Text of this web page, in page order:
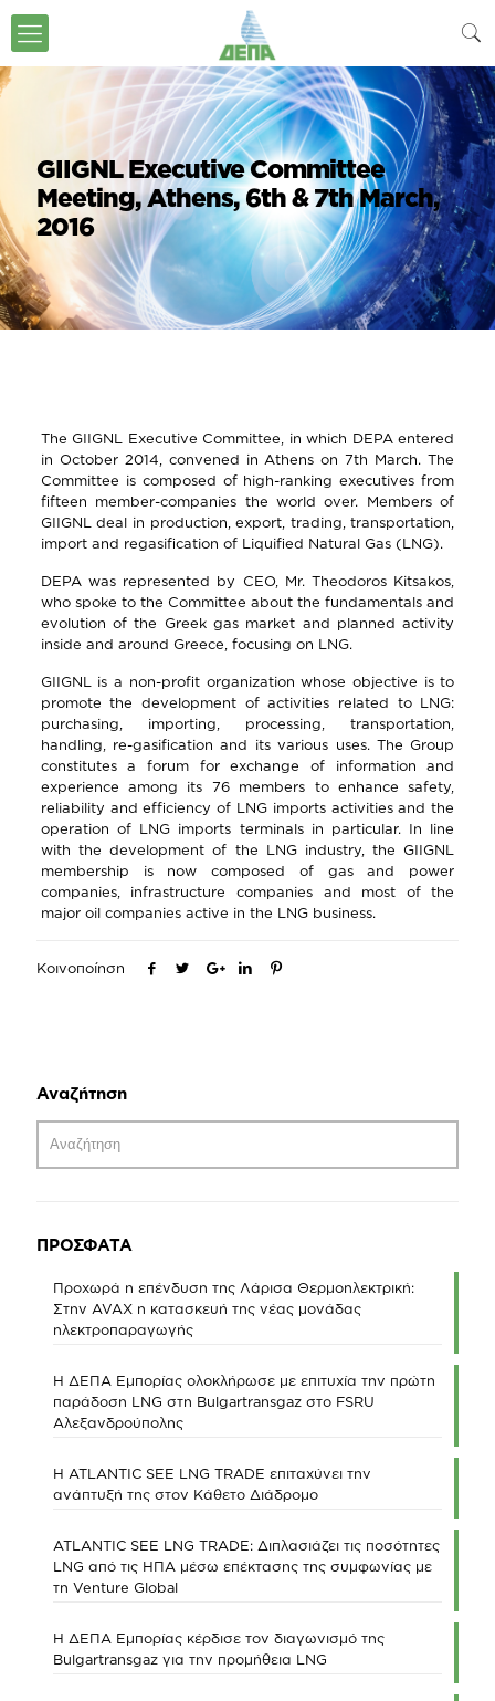
GIIGNL Executive Committee
Meeting, Αthens, 6th & 7th March,
2016
The GIIGNL Executive Committee, in which DEPA entered
in October 2014, convened in Athens on 7th March. The
Committee is composed of high-ranking executives from
fifteen member-companies the world over. Members of
GIIGNL deal in production, export, trading, transportation,
import and regasification of Liquified Natural Gas (LNG).
DEPA was represented by CEO, Mr. Theodoros Kitsakos,
who spoke to the Committee about the fundamentals and
evolution of the Greek gas market and planned activity
inside and around Greece, focusing on LNG.
GIIGNL is a non-profit organization whose objective is to
promote the development of activities related to LNG:
purchasing, importing, processing, transportation,
handling, re-gasification and its various uses. The Group
constitutes a forum for exchange of information and
experience among its 76 members to enhance safety,
reliability and efficiency of LNG imports activities and the
operation of LNG imports terminals in particular. In line
with the development of the LNG industry, the GIIGNL
membership is now composed of gas and power
companies, infrastructure companies and most of the
major oil companies active in the LNG business.
Κοινοποίηση
Αναζήτηση
ΠΡΟΣΦΑΤΑ
Προχωρά η επένδυση της Λάρισα Θερμοηλεκτρική:
Στην AVAX η κατασκευή της νέας μονάδας
ηλεκτροπαραγωγής
Η ΔΕΠΑ Εμπορίας ολοκλήρωσε με επιτυχία την πρώτη
παράδοση LNG στη Bulgartransgaz στο FSRU
Αλεξανδρούπολης
Η ATLANTIC SEE LNG TRADE επιταχύνει την
ανάπτυξή της στον Κάθετο Διάδρομο
ATLANTIC SEE LNG TRADE: Διπλασιάζει τις ποσότητες
LNG από τις ΗΠΑ μέσω επέκτασης της συμφωνίας με
τη Venture Global
Η ΔΕΠΑ Εμπορίας κέρδισε τον διαγωνισμό της
Bulgartransgaz για την προμήθεια LNG